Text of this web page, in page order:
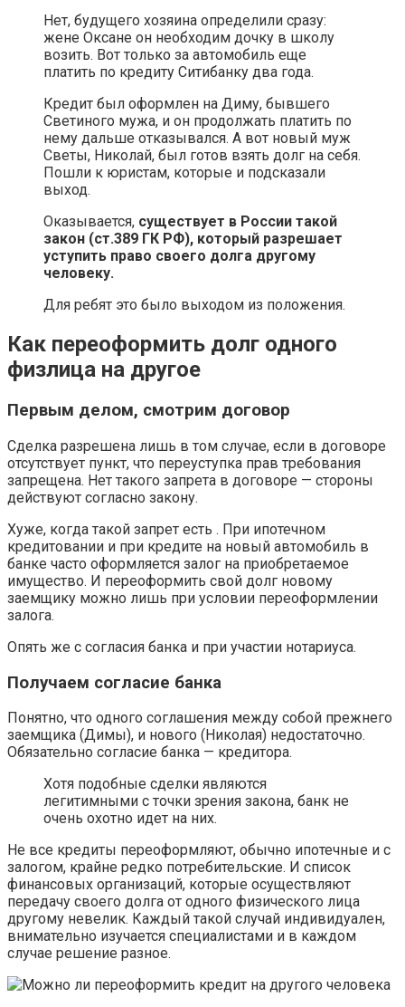
Нет, будущего хозяина определили сразу:
жене Оксане он необходим дочку в школу
возить. Вот только за автомобиль еще
платить по кредиту Ситибанку два года.
Кредит был оформлен на Диму, бывшего
Светиного мужа, и он продолжать платить по
нему дальше отказывался. А вот новый муж
Светы, Николай, был готов взять долг на себя.
Пошли к юристам, которые и подсказали
выход.
Оказывается, существует в России такой
закон (ст.389 ГК РФ), который разрешает
уступить право своего долга другому
человеку.
Для ребят это было выходом из положения.
Как переоформить долг одного
физлица на другое
Первым делом, смотрим договор
Сделка разрешена лишь в том случае, если в договоре
отсутствует пункт, что переуступка прав требования
запрещена. Нет такого запрета в договоре — стороны
действуют согласно закону.
Хуже, когда такой запрет есть . При ипотечном
кредитовании и при кредите на новый автомобиль в
банке часто оформляется залог на приобретаемое
имущество. И переоформить свой долг новому
заемщику можно лишь при условии переоформлении
залога.
Опять же с согласия банка и при участии нотариуса.
Получаем согласие банка
Понятно, что одного соглашения между собой прежнего
заемщика (Димы), и нового (Николая) недостаточно.
Обязательно согласие банка — кредитора.
Хотя подобные сделки являются
легитимными с точки зрения закона, банк не
очень охотно идет на них.
Не все кредиты переоформляют, обычно ипотечные и с
залогом, крайне редко потребительские. И список
финансовых организаций, которые осуществляют
передачу своего долга от одного физического лица
другому невелик. Каждый такой случай индивидуален,
внимательно изучается специалистами и в каждом
случае решение разное.